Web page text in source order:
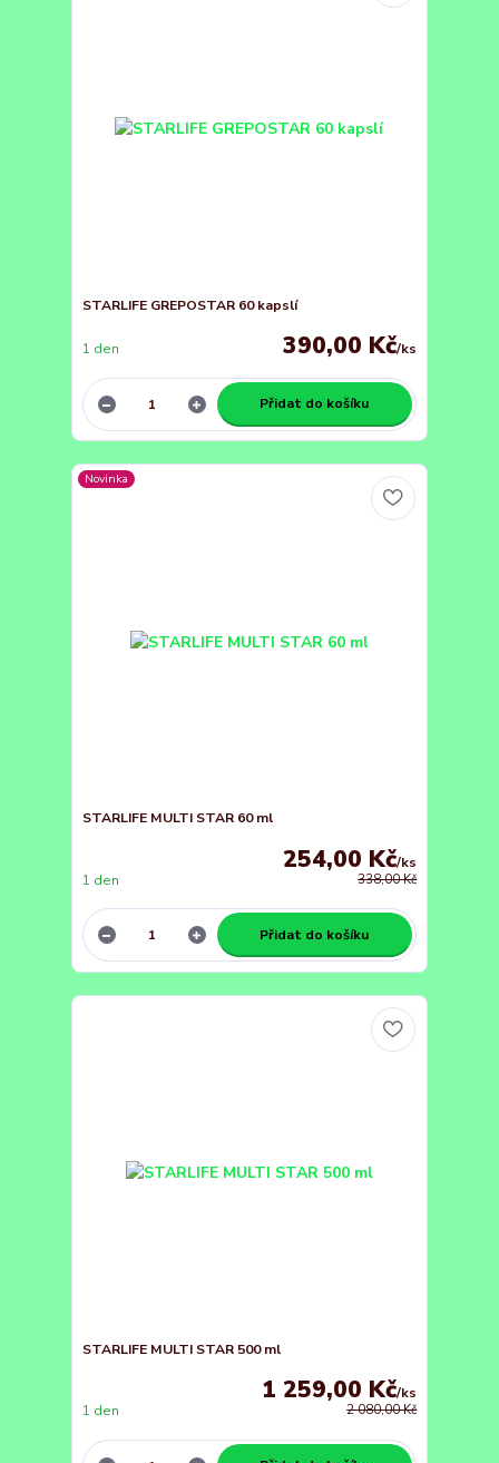
STARLIFE GREPOSTAR 60 kapslí
390,00 Kč/ks
1 den
Přidat do košíku
Novinka
STARLIFE MULTI STAR 60 ml
338,00 Kč
254,00 Kč/ks
1 den
Přidat do košíku
STARLIFE MULTI STAR 500 ml
2 080,00 Kč
1 259,00 Kč/ks
1 den